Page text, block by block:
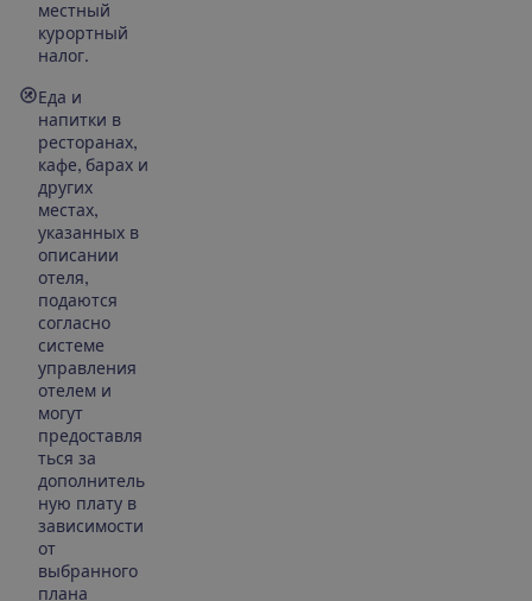
местный
курортный
налог.
Еда и
напитки в
ресторанах,
кафе, барах и
других
местах,
указанных в
описании
отеля,
подаются
согласно
системе
управления
отелем и
могут
предоставля
ться за
дополнитель
ную плату в
зависимости
от
выбранного
плана